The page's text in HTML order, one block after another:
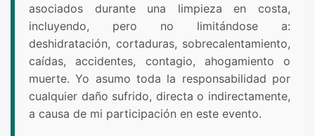
asociados durante una limpieza en costa,
incluyendo, pero no limitándose a:
deshidratación, cortaduras, sobrecalentamiento,
caídas, accidentes, contagio, ahogamiento o
muerte. Yo asumo toda la responsabilidad por
cualquier daño sufrido, directa o indirectamente,
a causa de mi participación en este evento.